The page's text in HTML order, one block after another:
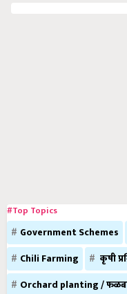
#Top Topics
Government Schemes
Chili Farming
कृषी
Orchard planting /